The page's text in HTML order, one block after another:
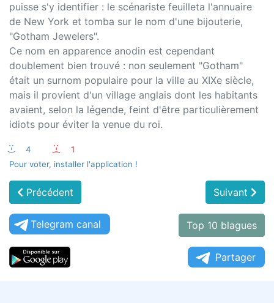
puisse s'y identifier : le scénariste feuilleta l'annuaire
de New York et tomba sur le nom d'une bijouterie,
"Gotham Jewelers".
Ce nom en apparence anodin est cependant
doublement bien trouvé : non seulement "Gotham"
était un surnom populaire pour la ville au XIXe siècle,
mais il provient d'un village anglais dont les habitants
avaient, selon la légende, feint d'être particulièrement
idiots pour éviter la venue du roi.
:-) 4 :-(
1
Pour voter, installer l'application !
Précédent Suivant
Telegram canal Top 10 blagues
Partager